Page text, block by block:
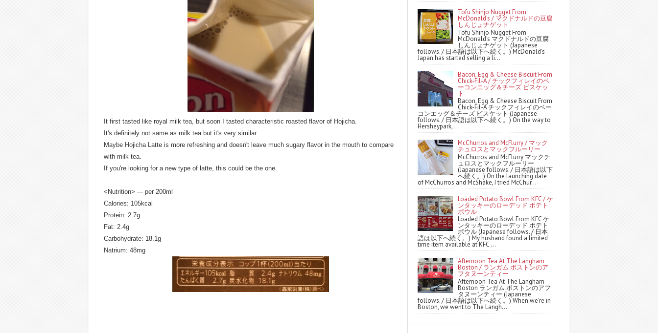
It first tasted like royal milk tea, but soon I tasted characteristic roasted flavor of Hojicha.
It's definitely not same as milk tea but it's very similar.
Maybe Hojicha Latte is more refreshing and doesn't leave much sugary flavor in the mouth to compare
with milk tea.
If you're looking for a new type of latte, this could be the one.
<Nutrition> --- per 200ml
Calories: 105kcal
Protein: 2.7g
Fat: 2.4g
Carbohydrate: 18.1g
Natrium: 48mg
Tofu Shinjo Nugget From
McDonald's / マクドナルドの豆腐
しんじょナゲット
Tofu Shinjo Nugget From
McDonald's マクドナルドの豆腐
しんじょナゲット (Japanese
follows. / 日本語は以下へ続く。) McDonald's
Japan has started selling a li...
Bacon, Egg & Cheese Biscuit From
Chick-Fil-A / チックフィレイのベ
ーコンエッグ＆チーズ ビスケッ
ト
Bacon, Egg & Cheese Biscuit From
Chick-Fil-A チックフィレイのベー
コンエッグ＆チーズ ビスケット (Japanese
follows. / 日本語は以下へ続く。) On the way to
Hersheypark,...
McChurros and McFlurry / マック
チュロスとマックフルーリー
McChurros and McFlurry マックチ
ュロスとマックフルーリー
(Japanese follows. / 日本語は以下
へ続く。) On the launching date
of McChurros and McShake, I tried McChur...
Loaded Potato Bowl From KFC / ケ
ンタッキーのローデッド ポテト
ボウル
Loaded Potato Bowl From KFC ケ
ンタッキーのローデッド ポテト
ボウル (Japanese follows. / 日本
語は以下へ続く。) My husband found a limited
time item available at KFC ...
Afternoon Tea At The Langham
Boston / ランガム ボストンのア
フタヌーンティー
Afternoon Tea At The Langham
Boston ランガム ボストンのアフ
タヌーンティー (Japanese
follows. / 日本語は以下へ続く。) When we're in
Boston, we went to The Langh...